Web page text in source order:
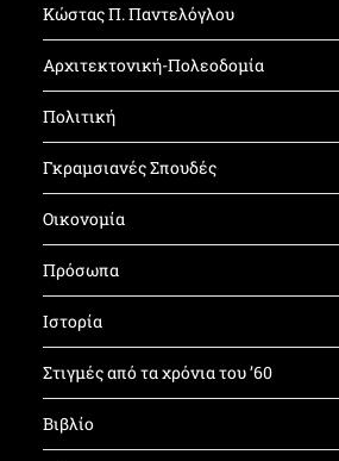
Κώστας Π. Παντελόγλου
Αρχιτεκτονική-Πολεοδομία
Πολιτική
Γκραμσιανές Σπουδές
Οικονομία
Πρόσωπα
Ιστορία
Στιγμές από τα χρόνια του ’60
Βιβλίο